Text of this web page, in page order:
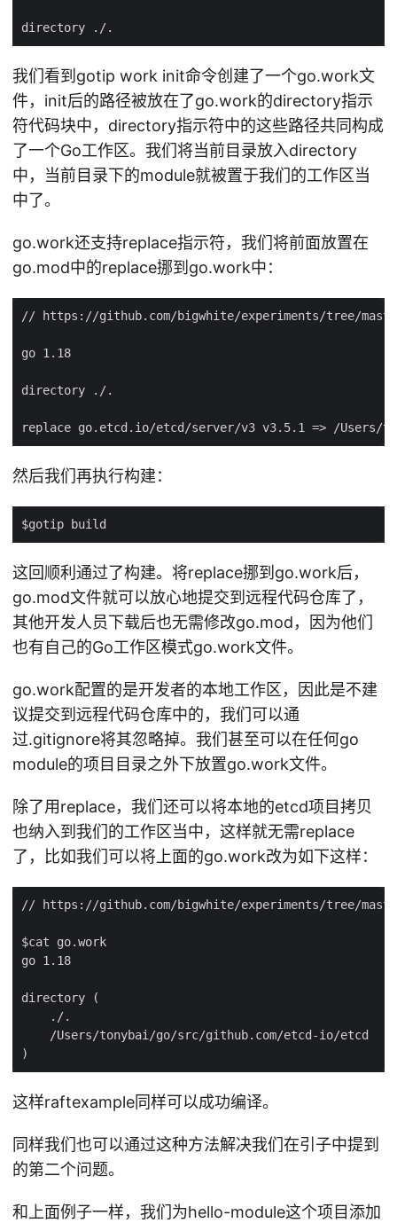
我们看到gotip work init命令创建了一个go.work文
件，init后的路径被放在了go.work的directory指示
符代码块中，directory指示符中的这些路径共同构成
了一个Go工作区。我们将当前目录放入directory
中，当前目录下的module就被置于我们的工作区当
中了。
go.work还支持replace指示符，我们将前面放置在
go.mod中的replace挪到go.work中：
然后我们再执行构建：
这回顺利通过了构建。将replace挪到go.work后，
go.mod文件就可以放心地提交到远程代码仓库了，
其他开发人员下载后也无需修改go.mod，因为他们
也有自己的Go工作区模式go.work文件。
go.work配置的是开发者的本地工作区，因此是不建
议提交到远程代码仓库中的，我们可以通
过.gitignore将其忽略掉。我们甚至可以在任何go
module的项目目录之外下放置go.work文件。
除了用replace，我们还可以将本地的etcd项目拷贝
也纳入到我们的工作区当中，这样就无需replace
了，比如我们可以将上面的go.work改为如下这样：
这样raftexample同样可以成功编译。
同样我们也可以通过这种方法解决我们在引子中提到
的第二个问题。
和上面例子一样，我们为hello-module这个项目添加